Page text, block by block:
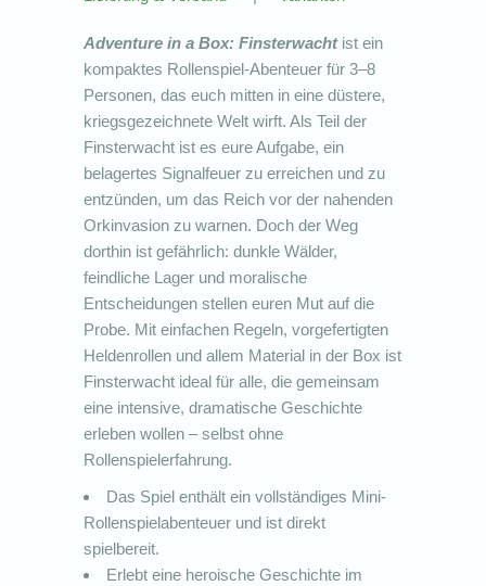
Adventure in a Box: Finsterwachtist ein
kompaktes Rollenspiel-Abenteuer für 3–8
Personen, das euch mitten in eine düstere,
kriegsgezeichnete Welt wirft. Als Teil der
Finsterwacht ist es eure Aufgabe, ein
belagertes Signalfeuer zu erreichen und zu
entzünden, um das Reich vor der nahenden
Orkinvasion zu warnen. Doch der Weg
dorthin ist gefährlich: dunkle Wälder,
feindliche Lager und moralische
Entscheidungen stellen euren Mut auf die
Probe. Mit einfachen Regeln, vorgefertigten
Heldenrollen und allem Material in der Box ist
Finsterwacht ideal für alle, die gemeinsam
eine intensive, dramatische Geschichte
erleben wollen – selbst ohne
Rollenspielerfahrung.
Das Spiel enthält ein vollständiges Mini-
Rollenspielabenteuer und ist direkt
spielbereit.
Erlebt eine heroische Geschichte im